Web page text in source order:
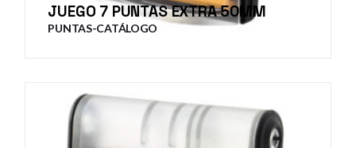
JUEGO 7 PUNTAS EXTRA 50MM
PUNTAS-CATÁLOGO